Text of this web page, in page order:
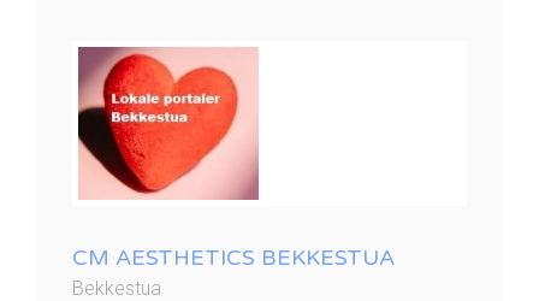
CM AESTHETICS BEKKESTUA
Bekkestua